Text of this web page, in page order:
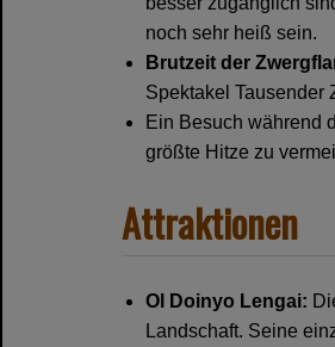
noch sehr heiß sein.
Brutzeit der
Spektakel Tausender
Ein Besuch während
größte Hitze zu
Attraktionen
Ol Doinyo Lengai:
Landschaft. Seine